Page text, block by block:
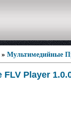
» Мультимедийные
FLV Player